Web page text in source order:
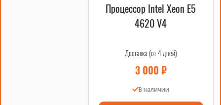
Процессор Intel Xeon E5
4620 V4
Доставка (от 4 дней)
3 000 ₽
В наличии